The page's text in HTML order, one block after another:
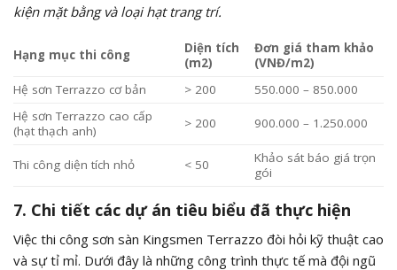
kiện mặt bằng và loại hạt trang trí.
Hạng mục thi công
Diện tích
(m2)
Đơn giá tham khảo
(VNĐ/m2)
Hệ sơn Terrazzo cơ bản
> 200
550.000 – 850.000
Hệ sơn Terrazzo cao cấp
(hạt thạch anh)
> 200 900.000 – 1.250.000
Thi công diện tích nhỏ < 50
Khảo sát báo giá trọn
gói
7. Chi tiết các dự án tiêu biểu đã thực hiện
Việc thi công sơn sàn Kingsmen Terrazzo đòi hỏi kỹ thuật cao
và sự tỉ mỉ. Dưới đây là những công trình thực tế mà đội ngũ